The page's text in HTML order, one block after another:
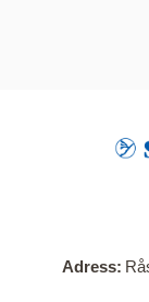
När du
Här visas
Adress